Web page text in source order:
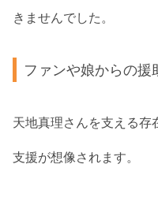
きませんでした。
ファンや娘からの援
天地真理さんを支える存
支援が想像されます。